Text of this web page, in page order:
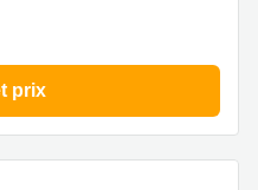
prix